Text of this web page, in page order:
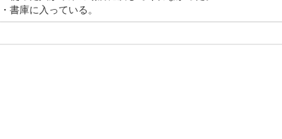
・書庫に入っている。